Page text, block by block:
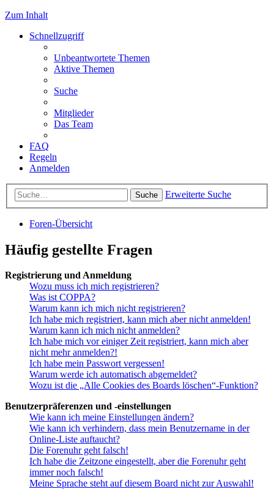
Zum Inhalt
Schnellzugriff
Unbeantwortete Themen
Aktive Themen
Suche
Mitglieder
Das Team
FAQ
Regeln
Anmelden
Suche Erweiterte Suche
Foren-Übersicht
Häufig gestellte Fragen
Registrierung und Anmeldung
Wozu muss ich mich registrieren?
Was ist COPPA?
Warum kann ich mich nicht registrieren?
Ich habe mich registriert, kann mich aber nicht anmelden!
Warum kann ich mich nicht anmelden?
Ich habe mich vor einiger Zeit registriert, kann mich aber
nicht mehr anmelden?!
Ich habe mein Passwort vergessen!
Warum werde ich automatisch abgemeldet?
Wozu ist die „Alle Cookies des Boards löschen“-Funktion?
Benutzerpräferenzen und -einstellungen
Wie kann ich meine Einstellungen ändern?
Wie kann ich verhindern, dass mein Benutzername in der
Online-Liste auftaucht?
Die Forenuhr geht falsch!
Ich habe die Zeitzone eingestellt, aber die Forenuhr geht
immer noch falsch!
Meine Sprache steht auf diesem Board nicht zur Auswahl!